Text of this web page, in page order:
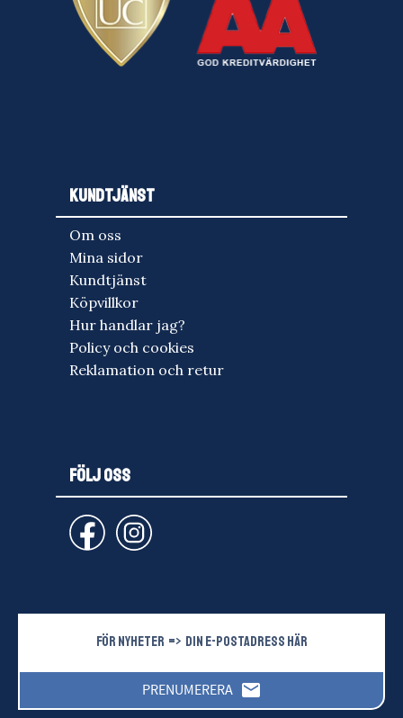
KUNDTJÄNST
Om oss
Mina sidor
Kundtjänst
Köpvillkor
Hur handlar jag?
Policy och cookies
Reklamation och retur
FÖLJ OSS
PRENUMERERA email